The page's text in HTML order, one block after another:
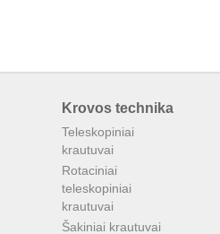
Krovos technika
Teleskopiniai
krautuvai
Rotaciniai
teleskopiniai
krautuvai
Šakiniai krautuvai